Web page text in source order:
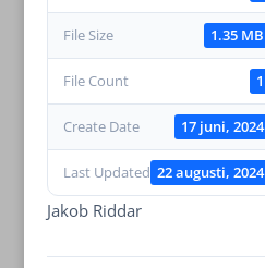
File Size 1.35 MB
File Count 1
Create Date 17 juni, 2024
Last Updated 22 augusti, 2024
Jakob Riddar